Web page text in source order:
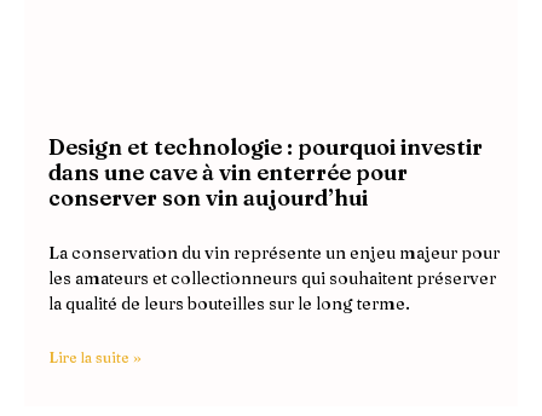
Design et technologie : pourquoi investir
dans une cave à vin enterrée pour
conserver son vin aujourd’hui
La conservation du vin représente un enjeu majeur pour
les amateurs et collectionneurs qui souhaitent préserver
la qualité de leurs bouteilles sur le long terme.
Lire la suite »